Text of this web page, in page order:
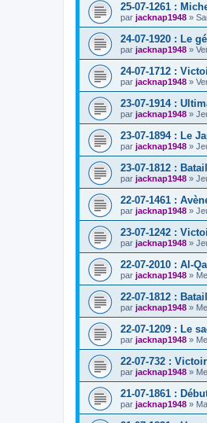
25-07-1261 :
par jacknap1948 »
24-07-1920 : Le
par jacknap1948 »
24-07-1712 :
par jacknap1948 »
23-07-1914 :
par jacknap1948 »
23-07-1894 : Le
par jacknap1948 »
23-07-1812 :
par jacknap1948 »
22-07-1461 :
par jacknap1948 »
23-07-1242 :
par jacknap1948 »
22-07-2010 : Al-
par jacknap1948 »
22-07-1812 :
par jacknap1948 »
22-07-1209 : Le
par jacknap1948 »
22-07-732 :
par jacknap1948 »
21-07-1861 :
par jacknap1948 »